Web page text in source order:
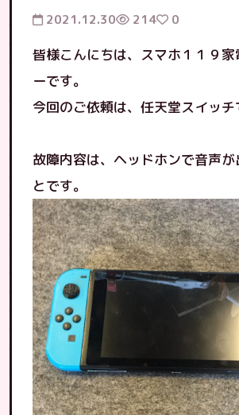
2021.12.30 214 0
皆様こんにちは、スマホ１１９
ーです。
今回のご依頼は、任天堂スイッチ
故障内容は、ヘッドホンで音声が
とです。